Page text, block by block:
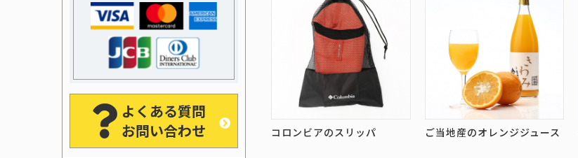
コロンビアのスリッパ ご当地産のオレンジジュース
よくある質問
お問い合わせ